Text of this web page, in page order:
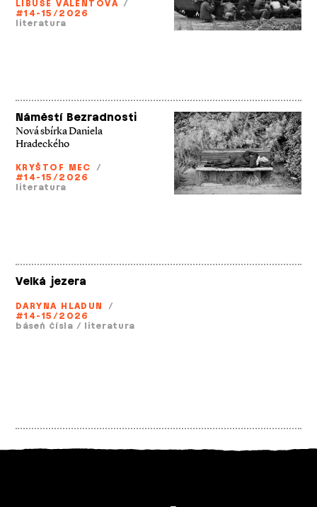
LIBUŠE VALENTOVÁ /
#14-15/2026
literatura
Náměstí Bezradnosti
Nová sbírka Daniela
Hradeckého
KRYŠTOF MEC /
#14-15/2026
literatura
Velká jezera
DARYNA HLADUN
/
#14-15/2026
báseň čísla / literatura